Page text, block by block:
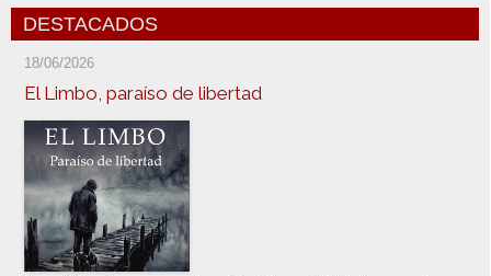
DESTACADOS
18/06/2026
El Limbo, paraíso de libertad